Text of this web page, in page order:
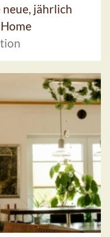
jährlich